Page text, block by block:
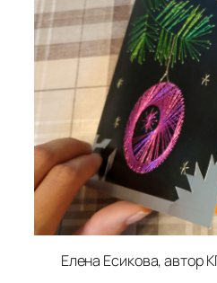
Елена Есикова, автор